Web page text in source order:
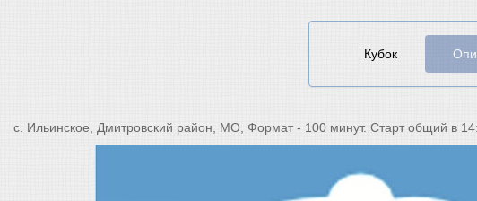
Кубок
с. Ильинское, Дмитровский район, МО, Формат - 100 минут. Старт общий в